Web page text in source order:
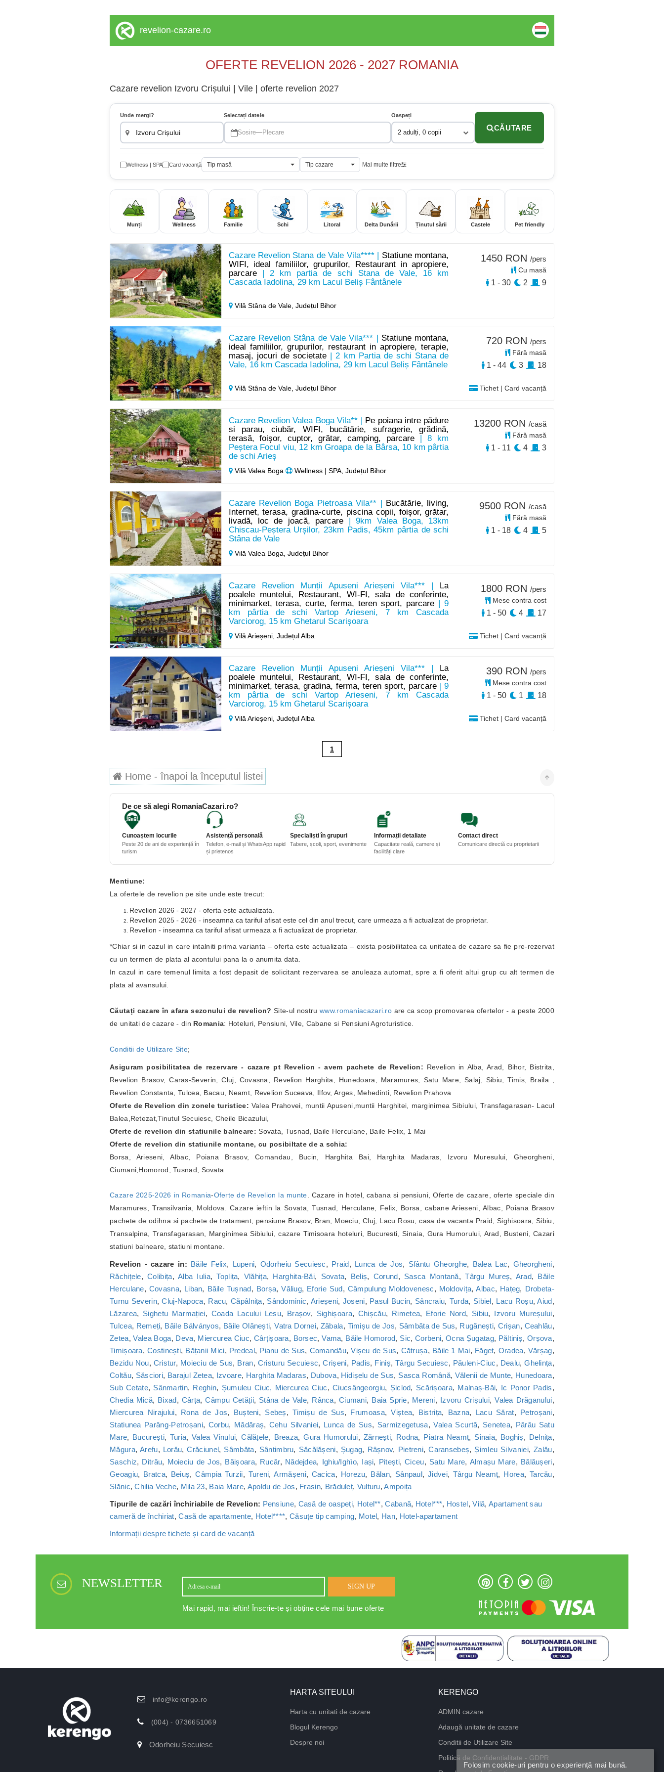
revelion-cazare.ro
OFERTE REVELION 2026 - 2027 ROMANIA
Cazare revelion Izvoru Crișului | Vile | oferte revelion 2027
Unde mergi? Selectați datele
Sosire—Plecare
Oaspeți
2 adulți, 0 copii
CĂUTARE
Wellness | SPA Card vacanță Tip masă Tip cazare Mai multe filtre
Munți Wellness Familie Schi Litoral Delta Dunării Ținutul sării Castele Pet friendly
Cazare Revelion Stana de Vale Vila**** | Statiune montana,
WIFI, ideal familiilor, grupurilor, Restaurant in apropiere,
parcare| 2 km partia de schi Stana de Vale, 16 km
Cascada Iadolina, 29 km Lacul Beliș Fântânele
Vilă Stâna de Vale, Județul Bihor
1450 RON /pers
Cu masă
1 - 30 2 9
Cazare Revelion Stâna de Vale Vila*** | Statiune montana,
ideal familiilor, grupurilor, restaurant in apropiere, terapie,
masaj, jocuri de societate | 2 km Partia de schi Stana de
Vale, 16 km Cascada Iadolina, 29 km Lacul Beliș Fântânele
Vilă Stâna de Vale, Județul Bihor Tichet | Card vacanță
720 RON /pers
Fără masă
1 - 44 3 18
Cazare Revelion Valea Boga Vila** |
Pe poiana intre pădure
si parau, ciubăr, WIFI, bucătărie, sufragerie, grădină,
terasă, foișor, cuptor, grătar, camping, parcare | 8 km
Peștera Focul viu, 12 km Groapa de la Bârsa, 10 km pârtia
de schi Arieș
Vilă Valea Boga Wellness | SPA, Județul Bihor
13200 RON /casă
Fără masă
1 - 11 4 3
Cazare Revelion Boga Pietroasa Vila** |
Bucătărie, living,
Internet, terasa, gradina-curte, piscina copii, foișor, grătar,
livadă, loc de joacă, parcare | 9km Valea Boga, 13km
Chiscau-Peștera Urșilor, 23km Padis, 45km pârtia de schi
Stâna de Vale
Vilă Valea Boga, Județul Bihor
9500 RON /casă
Fără masă
1 - 18 4 5
Cazare Revelion Munții Apuseni Arieșeni Vila*** |
La
poalele muntelui, Restaurant, WI-FI, sala de conferinte,
minimarket, terasa, curte, ferma, teren sport, parcare | 9
km pârtia de schi Vartop Arieseni, 7 km Cascada
Varciorog, 15 km Ghetarul Scarișoara
Vilă Arieșeni, Județul Alba Tichet | Card vacanță
1800 RON /pers
Mese contra cost
1 - 50 4 17
Cazare Revelion Munții Apuseni Arieșeni Vila*** |
La
poalele muntelui, Restaurant, WI-FI, sala de conferinte,
minimarket, terasa, gradina, ferma, teren sport, parcare| 9
km pârtia de schi Vartop Arieseni, 7 km Cascada
Varciorog, 15 km Ghetarul Scarișoara
Vilă Arieșeni, Județul Alba Tichet | Card vacanță
390 RON /pers
Mese contra cost
1 - 50 1 18
1
Home - înapoi la începutul listei
De ce să alegi RomaniaCazari.ro?
Cunoaștem locurile
Peste 20 de ani de experiență în
turism
Asistență personală
Telefon, e-mail și WhatsApp rapid
și prietenos
Specialiști în grupuri
Tabere, școli, sport, evenimente
Informații detaliate
Capacitate reală, camere și
facilități clare
Contact direct
Comunicare directă cu proprietarii
Mentiune:
La ofertele de revelion pe site unde este trecut:
Revelion 2026 - 2027 - oferta este actualizata.
Revelion 2025 - 2026 - inseamna ca tariful afisat este cel din anul trecut, care urmeaza a fi actualizat de proprietar.
Revelion - inseamna ca tariful afisat urmeaza a fi actualizat de proprietar.
*Chiar si in cazul in care intalniti prima varianta – oferta este actualizata – exista posibilitatea ca unitatea de cazare sa fie pre-rezervat
cu un termen de plata al acontului pana la o anumita data.
In cazul in care temenul limita a fost depasit de solicitant rezervarea se anuleaza automat, spre a fi oferit altui grup cu alt termen de
plata al avansului.
Căutați cazare în afara sezonului de revelion?Site-ul nostruwww.romaniacazari.ro are ca scop promovarea ofertelor - a peste 2000
de unitati de cazare - din Romania: Hoteluri, Pensiuni, Vile, Cabane si Pensiuni Agroturistice.
Conditii de Utilizare Site;
Asiguram posibilitatea de rezervare - cazare pt Revelion - avem pachete de Revelion: Revelion in Alba, Arad, Bihor, Bistrita,
Revelion Brasov, Caras-Severin, Cluj, Covasna, Revelion Harghita, Hunedoara, Maramures, Satu Mare, Salaj, Sibiu, Timis, Braila ,
Revelion Constanta, Tulcea, Bacau, Neamt, Revelion Suceava, Ilfov, Arges, Mehedinti, Revelion Prahova
Oferte de Revelion din zonele turistice: Valea Prahovei, muntii Apuseni,muntii Harghitei, marginimea Sibiului, Transfagarasan- Lacul
Balea,Retezat,Tinutul Secuiesc, Cheile Bicazului,
Oferte de revelion din statiunile balneare: Sovata, Tusnad, Baile Herculane, Baile Felix, 1 Mai
Oferte de revelion din statiunile montane, cu posibiltate de a schia:
Borsa, Arieseni, Albac, Poiana Brasov, Comandau, Bucin, Harghita Bai, Harghita Madaras, Izvoru Muresului, Gheorgheni,
Ciumani,Homorod, Tusnad, Sovata
Cazare 2025-2026 in Romania-Oferte de Revelion la munte. Cazare in hotel, cabana si pensiuni, Oferte de cazare, oferte speciale din
Maramures, Transilvania, Moldova. Cazare ieftin la Sovata, Tusnad, Herculane, Felix, Borsa, cabane Arieseni, Albac, Poiana Brasov
pachete de odihna si pachete de tratament, pensiune Brasov, Bran, Moeciu, Cluj, Lacu Rosu, casa de vacanta Praid, Sighisoara, Sibiu,
Transalpina, Transfagarasan, Marginimea Sibiului, cazare Timisoara hoteluri, Bucuresti, Sinaia, Gura Humorului, Arad, Busteni, Cazari
statiuni balneare, statiuni montane.
Revelion - cazare in: Băile Felix, Lupeni, Odorheiu Secuiesc, Praid, Lunca de Jos, Sfântu Gheorghe, Balea Lac, Gheorgheni,
Răchițele,Colibița,Alba Iulia,Toplița, Vlăhița, Harghita-Băi, Sovata, Beliș, Corund, Sasca Montană,Târgu Mureș, Arad, Băile
Herculane, Covasna, Liban, Băile Tușnad, Borșa,Văliug, Eforie Sud, Câmpulung Moldovenesc, Moldovița,Albac, Hațeg, Drobeta-
Turnu Severin,Cluj-Napoca, Racu, Căpâlnița, Sândominic, Arieșeni, Joseni, Pasul Bucin, Sâncraiu, Turda, Sibiel, Lacu Roșu,Aiud,
Lăzarea, Sighetu Marmației, Coada Lacului Lesu, Brașov, Sighișoara, Chișcău, Rimetea, Eforie Nord, Sibiu, Izvoru Mureșului,
Tulcea, Remeți, Băile Bálványos, Băile Olănești,Vatra Dornei, Zăbala, Timișu de Jos, Sâmbăta de Sus, Rugănești, Crișan, Ceahlău,
Zetea,Valea Boga, Deva, Miercurea Ciuc, Cârțișoara, Borsec,Vama, Băile Homorod, Sic,Corbeni, Ocna Șugatag, Păltiniș, Orșova,
Timișoara, Costinești, Bățanii Mici, Predeal, Pianu de Sus, Comandău,Vișeu de Sus, Cătrușa, Băile 1 Mai, Făget, Oradea, Vărșag,
Bezidu Nou, Cristur, Moieciu de Sus, Bran, Cristuru Secuiesc,Crișeni, Padis, Finiș,Târgu Secuiesc, Păuleni-Ciuc, Dealu,Ghelința,
Coltău, Săsciori, Barajul Zetea, Izvoare, Harghita Madaras, Dubova, Hidișelu de Sus, Sasca Română, Vălenii de Munte, Hunedoara,
Sub Cetate, Sânmartin, Reghin, Șumuleu Ciuc, Miercurea Ciuc,Ciucsângeorgiu, Șiclod, Scărișoara, Malnaș-Băi, Ic Ponor Padis,
Chedia Mică, Bixad, Cârța,Câmpu Cetății, Stâna de Vale, Rânca, Ciumani, Baia Sprie, Mereni, Izvoru Crișului,Valea Drăganului,
Miercurea Nirajului, Rona de Jos, Bușteni, Sebeș,Timișu de Sus, Frumoasa,Viștea, Bistrița, Bazna, Lacu Sărat, Petroșani,
Statiunea Parâng-Petroșani, Corbu, Mădăraș, Cehu Silvaniei, Lunca de Sus, Sarmizegetusa,Valea Scurtă, Senetea, Pârâu Satu
Mare, București, Turia,Valea Vinului,Călățele, Breaza,Gura Humorului, Zărnești, Rodna, Piatra Neamț, Sinaia, Boghiș, Delnița,
Măgura,Arefu, Lorău,Crăciunel, Sâmbăta, Sântimbru, Săcălășeni, Șugag, Râșnov, Pietreni,Caransebeș, Șimleu Silvaniei,Zalău,
Saschiz, Ditrău, Moieciu de Jos, Băișoara, Rucăr, Nădejdea, Ighiu/Ighìo, Iași, Pitești,Ciceu, Satu Mare, Almașu Mare, Bălăușeri,
Geoagiu, Bratca, Beiuș,Câmpia Turzii, Tureni,Armășeni, Cacica, Horezu, Bălan, Sânpaul, Jidvei, Târgu Neamț, Horea, Tarcău,
Slănic,Chilia Veche, Mila 23, Baia Mare, Apoldu de Jos, Frasin, Brăduleț, Vulturu,Ampoița
Tipurile de cazări închiriabile de Revelion: Pensiune, Casă de oaspeți, Hotel**,Cabană, Hotel***, Hostel,Vilă,Apartament sau
cameră de închiriat,Casă de apartamente, Hotel****, Căsuțe tip camping, Motel, Han, Hotel-apartament
Informații despre tichete și card de vacanță
NEWSLETTER SIGN UP
Mai rapid, mai ieftin! Înscrie-te și obține cele mai bune oferte
info@kerengo.ro
(004) - 0736651069
Odorheiu Secuiesc
HARTA SITEULUI
Harta cu unitati de cazare
Blogul Kerengo
Despre noi
KERENGO
ADMIN cazare
Adaugă unitate de cazare
Conditii de Utilizare Site
Politică de Confidențialitate - GDPR
Folosim cookie-uri pentru o experiență mai bună.